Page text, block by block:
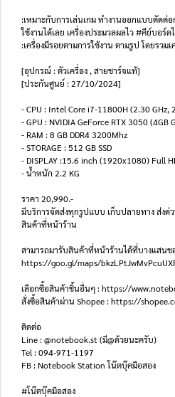
:เหมาะกับการเล่นเกม ทำงานออกแบบตัดต่
ใช้งานได้เลย เครื่องประมวลผลไว #คีย์บอร์ด
:เครื่องมีรอยตามการใช้งาน ตามรูป โดยรวม
[อุปกรณ์ : ตัวเครื่อง , สายชาร์จแท้]
[ประกันศูนย์ : 27/10/2024]
- CPU : Intel Core i7-11800H (2.30 GHz,
- GPU : NVIDIA GeForce RTX 3050 (4GB
- RAM : 8 GB DDR4 3200Mhz
- STORAGE : 512 GB SSD
- DISPLAY :15.6 inch (1920x1080) Full
- น้ำหนัก 2.2 KG
ราคา 20,990.-
มีบริการจัดส่งทุกรูปแบบ เก็บปลายทาง ส่งด่
สินค้าที่หน้าร้าน
สามารถมารับสินค้าที่หน้าร้านได้ที่บางแสนช
https://goo.gl/maps/
เลือกซื้อสินค้าชิ้นอื่นๆ : https://
สั่งซื้อสินค้าผ่าน Shopee : https://
ติดต่อ
Line : @notebook.st (มี@ด้วยนะครับ)
Tel : 094-971-1197
FB : Notebook Station โน๊ตบุ๊คมือสอง
#โน๊ตบุ๊คมือสอง